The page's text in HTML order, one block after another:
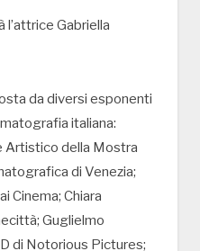
l’attrice Gabriella
da diversi esponenti
italiana:
Artistico della Mostra
di Venezia;
Cinema; Chiara
Guglielmo
di Notorious Pictures;